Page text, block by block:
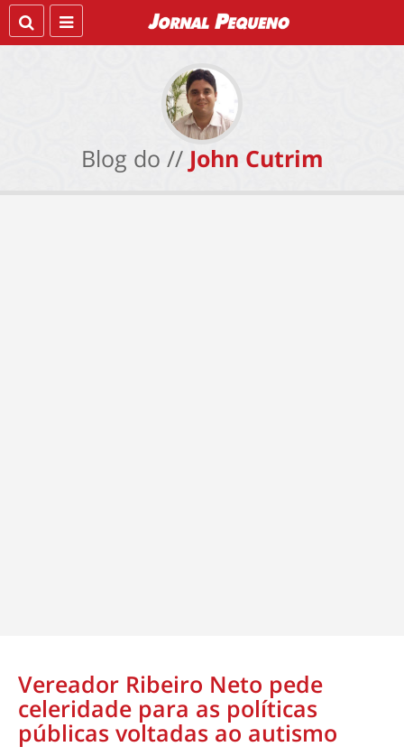
Blog do // John Cutrim
Vereador Ribeiro Neto pede
celeridade para as políticas
públicas voltadas ao autismo